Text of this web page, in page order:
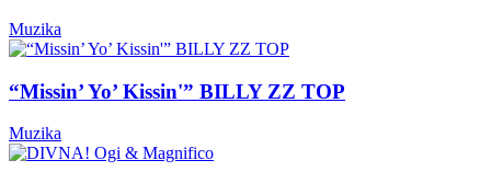
Muzika
“Missin’ Yo’ Kissin'” BILLY ZZ TOP
Muzika